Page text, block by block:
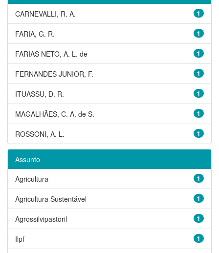
1
CARNEVALLI, R. A.
1
FARIA, G. R.
1
FARIAS NETO, A. L. de
1
FERNANDES JUNIOR, F.
1
ITUASSU, D. R.
1
MAGALHÃES, C. A. de S.
1
ROSSONI, A. L.
Assunto
1
Agricultura
1
Agricultura Sustentável
1
Agrossilvipastoril
1
Ilpf